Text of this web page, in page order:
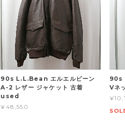
90s L.L.Bean エルエルビーン
A-2 レザー ジャケット 古着
used
¥48,550
90s
Vネ